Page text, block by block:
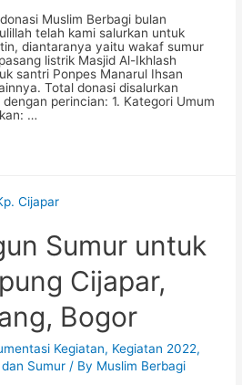
Muslim Berbagi bulan
telah kami salurkan untuk
diantaranya yaitu wakaf sumur
listrik Masjid Al-Ikhlash
santri Ponpes Manarul Ihsan
Total donasi disalurkan
dengan perincian: 1. Kategori Umum
…
Sumur untuk
Cijapar,
Bogor
Kegiatan, Kegiatan 2022,
Sumur / By Muslim Berbagi